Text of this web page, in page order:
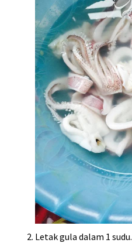
Letak gula dalam 1 sudu.